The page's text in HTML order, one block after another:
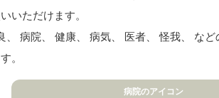
いただけます。
、 病院、 健康、 病気、 医者、 怪我、 な
。
病院のアイコン